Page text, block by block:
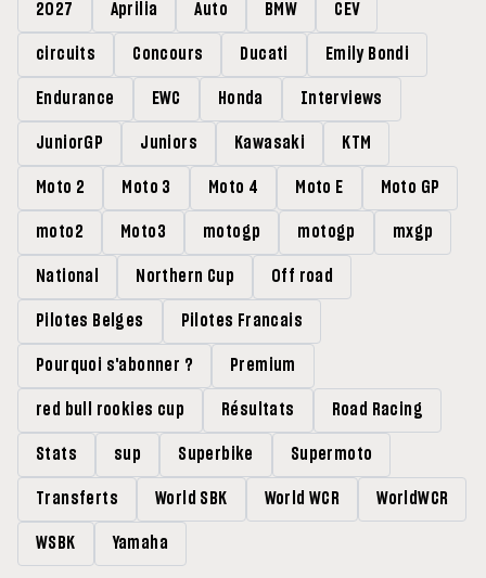
2027 Aprilia Auto BMW CEV
circuits Concours Ducati Emily Bondi
Endurance EWC Honda Interviews
JuniorGP Juniors Kawasaki KTM
Moto 2 Moto 3 Moto 4 Moto E Moto GP
moto2 Moto3 motogp motogp mxgp
National Northern Cup Off road
Pilotes Belges Pilotes Francais
Pourquoi s'abonner ? Premium
red bull rookies cup Résultats Road Racing
Stats sup Superbike Supermoto
Transferts World SBK World WCR WorldWCR
WSBK Yamaha